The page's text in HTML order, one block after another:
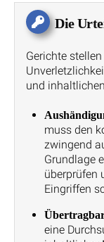
Die
Gerichte
und
muss den
zwingend
Grundlage
überprüfen
Eingriffen
eine